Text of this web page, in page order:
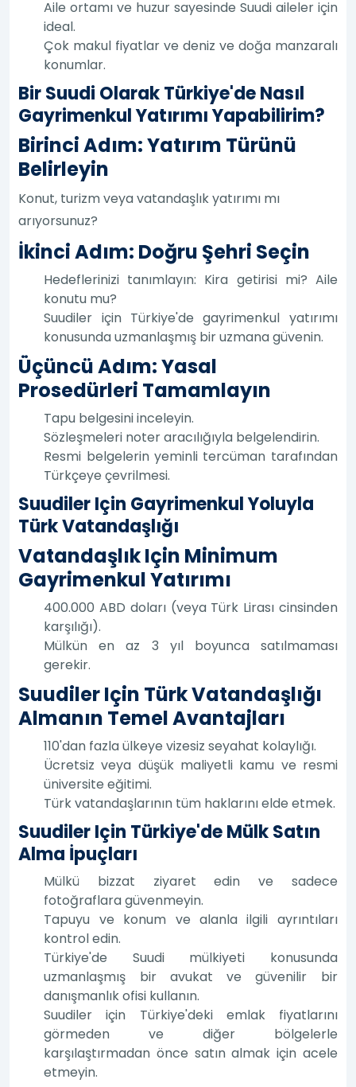
Aile ortamı ve huzur sayesinde Suudi aileler için
ideal.
Çok makul fiyatlar ve deniz ve doğa manzaralı
konumlar.
Bir Suudi Olarak Türkiye'de Nasıl
Gayrimenkul Yatırımı Yapabilirim?
Birinci Adım: Yatırım Türünü
Belirleyin
Konut, turizm veya vatandaşlık yatırımı mı
arıyorsunuz?
İkinci Adım: Doğru Şehri Seçin
Hedeflerinizi tanımlayın: Kira getirisi mi? Aile
konutu mu?
Suudiler için Türkiye'de gayrimenkul yatırımı
konusunda uzmanlaşmış bir uzmana güvenin.
Üçüncü Adım: Yasal
Prosedürleri Tamamlayın
Tapu belgesini inceleyin.
Sözleşmeleri noter aracılığıyla belgelendirin.
Resmi belgelerin yeminli tercüman tarafından
Türkçeye çevrilmesi.
Suudiler Için Gayrimenkul Yoluyla
Türk Vatandaşlığı
Vatandaşlık Için Minimum
Gayrimenkul Yatırımı
400.000 ABD doları (veya Türk Lirası cinsinden
karşılığı).
Mülkün en az 3 yıl boyunca satılmaması
gerekir.
Suudiler Için Türk Vatandaşlığı
Almanın Temel Avantajları
110'dan fazla ülkeye vizesiz seyahat kolaylığı.
Ücretsiz veya düşük maliyetli kamu ve resmi
üniversite eğitimi.
Türk vatandaşlarının tüm haklarını elde etmek.
Suudiler Için Türkiye'de Mülk Satın
Alma İpuçları
Mülkü bizzat ziyaret edin ve sadece
fotoğraflara güvenmeyin.
Tapuyu ve konum ve alanla ilgili ayrıntıları
kontrol edin.
Türkiye'de Suudi mülkiyeti konusunda
uzmanlaşmış bir avukat ve güvenilir bir
danışmanlık ofisi kullanın.
Suudiler için Türkiye'deki emlak fiyatlarını
görmeden ve diğer bölgelerle
karşılaştırmadan önce satın almak için acele
etmeyin.